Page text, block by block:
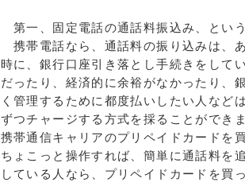
第一、固定電話の通話料振込み、とい
携帯電話なら、通話料の振り込みは、
時に、銀行口座引き落とし手続きをして
だったり、経済的に余裕がなかったり、
く管理するために都度払いしたい人など
ずつチャージする方式を採ることができ
携帯通信キャリアのプリペイドカードを
ちょこっと操作すれば、簡単に通話料を
している人なら、プリペイドカードを買